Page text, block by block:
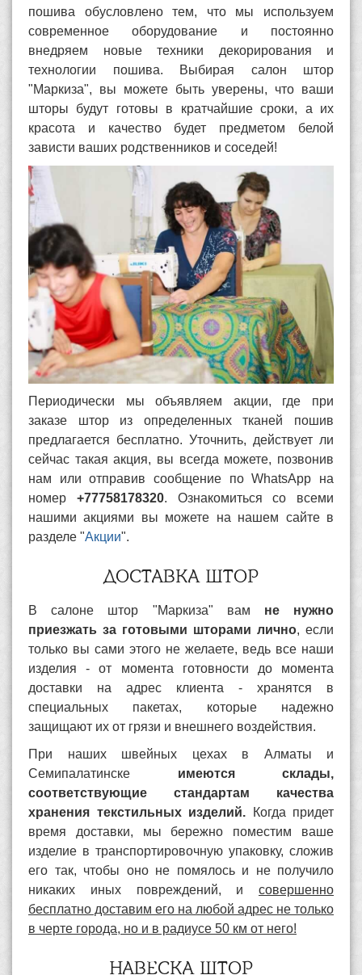
пошива обусловлено тем, что мы используем
современное оборудование и постоянно
внедряем новые техники декорирования и
технологии пошива. Выбирая салон штор
"Маркиза", вы можете быть уверены, что ваши
шторы будут готовы в кратчайшие сроки, а их
красота и качество будет предметом белой
зависти ваших родственников и соседей!
Периодически мы объявляем акции, где при
заказе штор из определенных тканей пошив
предлагается бесплатно. Уточнить, действует ли
сейчас такая акция, вы всегда можете, позвонив
нам или отправив сообщение по WhatsApp на
номер +77758178320. Ознакомиться со всеми
нашими акциями вы можете на нашем сайте в
разделе "Акции".
ДОСТАВКА ШТОР
В салоне штор "Маркиза" вам не нужно
приезжать за готовыми шторами лично, если
только вы сами этого не желаете, ведь все наши
изделия - от момента готовности до момента
доставки на адрес клиента - хранятся в
специальных пакетах, которые надежно
защищают их от грязи и внешнего воздействия.
При наших швейных цехах в Алматы и
Семипалатинске имеются склады,
соответствующие стандартам качества
хранения текстильных изделий. Когда придет
время доставки, мы бережно поместим ваше
изделие в транспортировочную упаковку, сложив
его так, чтобы оно не помялось и не получило
никаких иных повреждений, и совершенно
бесплатно доставим его на любой адрес не только
в черте города, но и в радиусе 50 км от него!
НАВЕСКА ШТОР